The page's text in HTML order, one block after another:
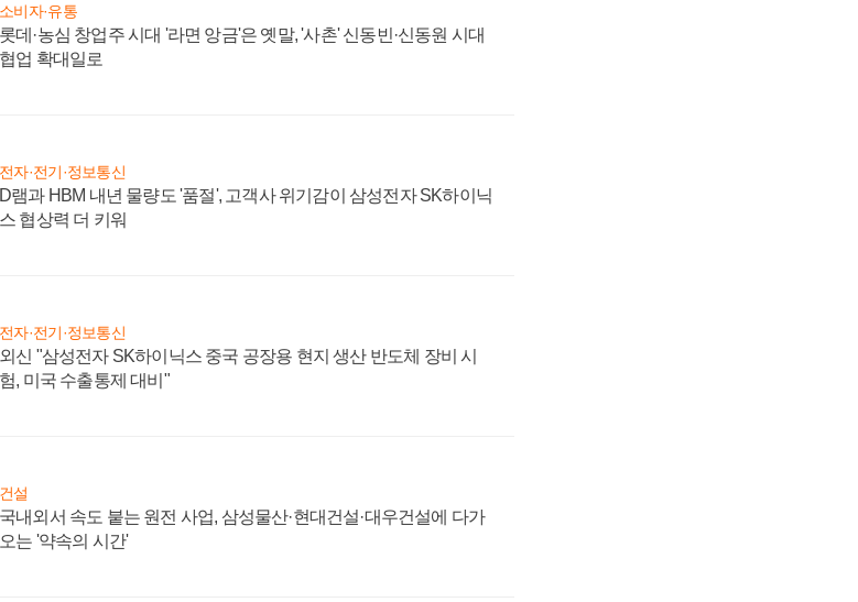
소비자·유통
롯데·농심 창업주 시대 '라면 앙금'은 옛말, '사촌' 신동빈·신동원 시대
협업 확대일로
전자·전기·정보통신
D램과 HBM 내년 물량도 '품절', 고객사 위기감이 삼성전자 SK하이닉
스 협상력 더 키워
전자·전기·정보통신
외신 "삼성전자 SK하이닉스 중국 공장용 현지 생산 반도체 장비 시
험, 미국 수출통제 대비"
건설
국내외서 속도 붙는 원전 사업, 삼성물산·현대건설·대우건설에 다가
오는 '약속의 시간'